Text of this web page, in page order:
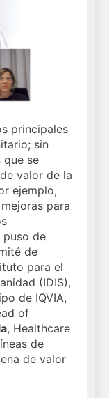
para el
por qué
clave
el
la
TCAE
principales
sin
que se
valor de la
ejemplo,
para
puso de
de
para el
(IDIS),
de IQVIA,
of
, Healthcare
de
de valor